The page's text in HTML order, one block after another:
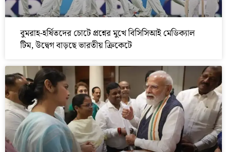
বুমরাহ-হর্ষিতদের চোটে প্রশ্নের মুখে বিসিসিআই মেডিক্যাল
টিম, উদ্বেগ বাড়ছে ভারতীয় ক্রিকেটে